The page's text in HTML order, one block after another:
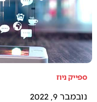
ספייק ניוז
נובמבר 9, 2022